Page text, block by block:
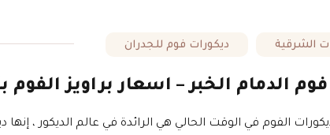
الشرقية ديكورات فوم للجدران
الدمام الخبر – اسعار براويز
الفوم في الوقت الحالي هي الرائدة في عالم الديكور ،